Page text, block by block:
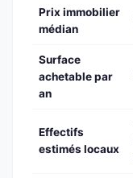
Prix immobilier
médian
Surface
achetable par
an
Effectifs
estimés locaux